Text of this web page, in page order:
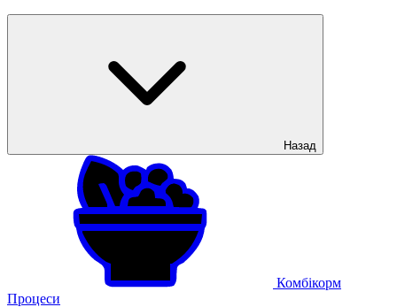
Назад
Комбікорм
Процеси